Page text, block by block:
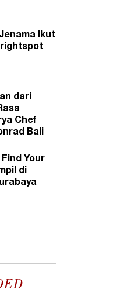
Ikut
dari
Chef
Bali
Your
di